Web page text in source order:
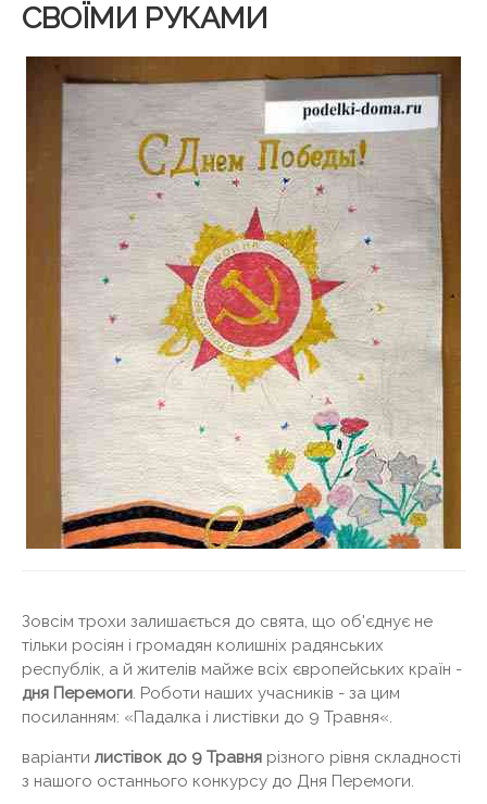
СВОЇМИ РУКАМИ
Зовсім трохи залишається до свята, що об'єднує не
тільки росіян і громадян колишніх радянських
республік, а й жителів майже всіх європейських країн -
дня Перемоги. Роботи наших учасників - за цим
посиланням: «Падалка і листівки до 9 Травня«.
варіанти листівок до 9 Травня різного рівня складності
з нашого останнього конкурсу до Дня Перемоги.